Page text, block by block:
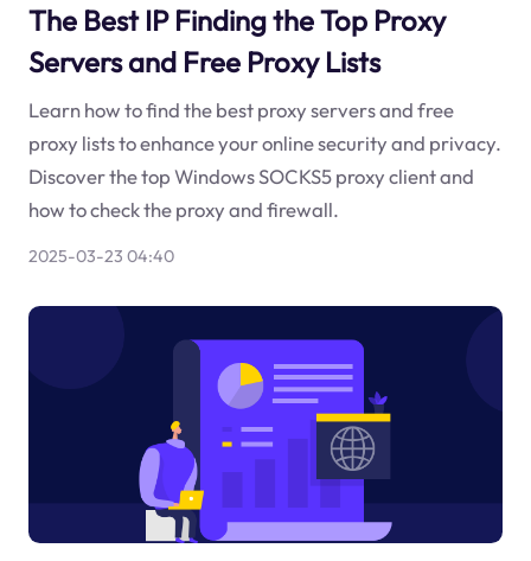
The Best IP Finding the Top Proxy
Servers and Free Proxy Lists
Learn how to find the best proxy servers and free
proxy lists to enhance your online security and privacy.
Discover the top Windows SOCKS5 proxy client and
how to check the proxy and firewall.
2025-03-23 04:40